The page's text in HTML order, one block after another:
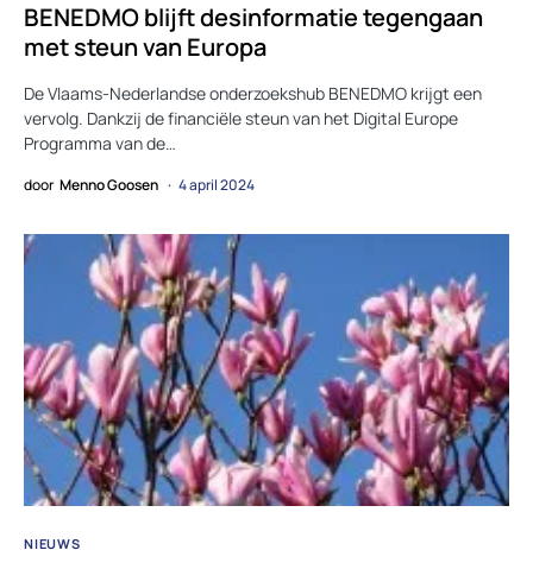
BENEDMO blijft desinformatie tegengaan
met steun van Europa
De Vlaams-Nederlandse onderzoekshub BENEDMO krijgt een
vervolg. Dankzij de financiële steun van het Digital Europe
Programma van de…
door Menno Goosen 4 april 2024
NIEUWS